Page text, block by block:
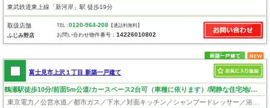
東武鉄道東上線「新河岸」駅 徒歩19分
取扱店舗
ふじみ野店
TEL :0120-964-208 【通話料無料】
お問い合わせ物件番号：14226010802
富士見市上沢１丁目 新築一戸建て
鶴瀬駅徒歩10分/前面5m公道/カースペース2台可（車種に依ります）/閑静な住宅地/住環境良好